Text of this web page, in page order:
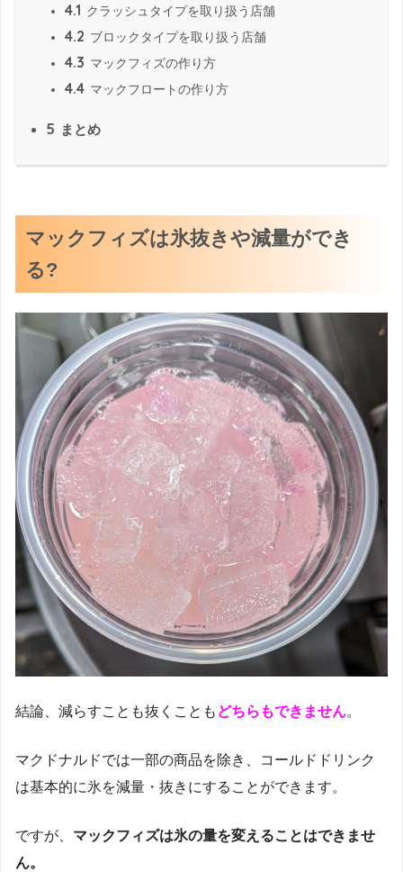
4.1 クラッシュタイプを取り扱う店舗
4.2 ブロックタイプを取り扱う店舗
4.3 マックフィズの作り方
4.4 マックフロートの作り方
5 まとめ
マックフィズは氷抜きや減量ができ
る?
結論、減らすことも抜くことも どちらもできません。
マクドナルドでは一部の商品を除き、コールドドリンク
は基本的に氷を減量・抜きにすることができます。
ですが、 マックフィズは氷の量を変えることはできませ
ん。